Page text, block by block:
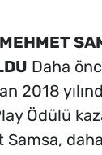
Daha
2018
Ödülü
Samsa,